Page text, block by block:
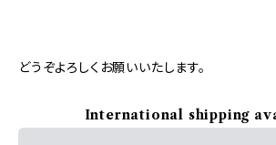
どうぞよろしくお願いいたします。
International shipping